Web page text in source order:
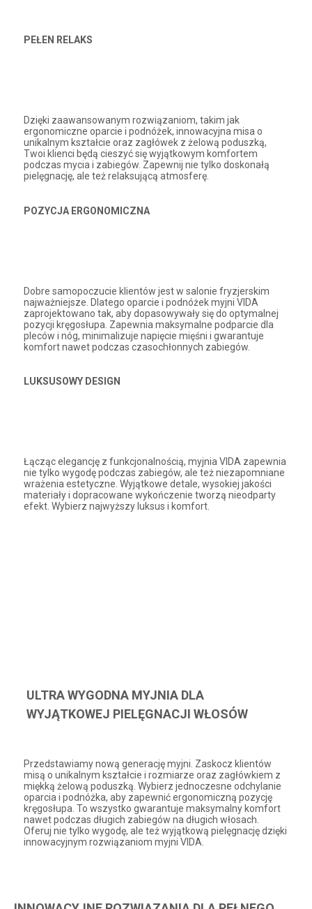
PEŁEN RELAKS
Dzięki zaawansowanym rozwiązaniom, takim jak
ergonomiczne oparcie i podnóżek, innowacyjna misa o
unikalnym kształcie oraz zagłówek z żelową poduszką,
Twoi klienci będą cieszyć się wyjątkowym komfortem
podczas mycia i zabiegów. Zapewnij nie tylko doskonałą
pielęgnację, ale też relaksującą atmosferę.
POZYCJA ERGONOMICZNA
Dobre samopoczucie klientów jest w salonie fryzjerskim
najważniejsze. Dlatego oparcie i podnóżek myjni VIDA
zaprojektowano tak, aby dopasowywały się do optymalnej
pozycji kręgosłupa. Zapewnia maksymalne podparcie dla
pleców i nóg, minimalizuje napięcie mięśni i gwarantuje
komfort nawet podczas czasochłonnych zabiegów.
LUKSUSOWY DESIGN
Łącząc elegancję z funkcjonalnością, myjnia VIDA zapewnia
nie tylko wygodę podczas zabiegów, ale też niezapomniane
wrażenia estetyczne. Wyjątkowe detale, wysokiej jakości
materiały i dopracowane wykończenie tworzą nieodparty
efekt. Wybierz najwyższy luksus i komfort.
ULTRA WYGODNA MYJNIA DLA
WYJĄTKOWEJ PIELĘGNACJI WŁOSÓW
Przedstawiamy nową generację myjni. Zaskocz klientów
misą o unikalnym kształcie i rozmiarze oraz zagłówkiem z
miękką żelową poduszką. Wybierz jednoczesne odchylanie
oparcia i podnóżka, aby zapewnić ergonomiczną pozycję
kręgosłupa. To wszystko gwarantuje maksymalny komfort
nawet podczas długich zabiegów na długich włosach.
Oferuj nie tylko wygodę, ale też wyjątkową pielęgnację dzięki
innowacyjnym rozwiązaniom myjni VIDA.